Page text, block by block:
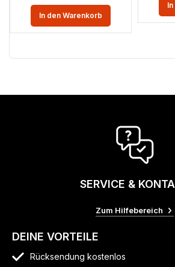
In den Warenkorb
SERVICE &
Zum Hilfebereich
DEINE VORTEILE
Rücksendung kostenlos